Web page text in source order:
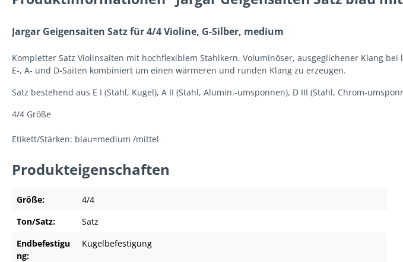
Jargar Geigensaiten Satz für 4/4 Violine, G-Silber, medium
Kompletter Satz Violinsaiten mit hochflexiblem Stahlkern. Voluminöser, ausgeglichener Klang
E-, A- und D-Saiten kombiniert um einen wärmeren und runden Klang zu erzeugen.
Satz bestehend aus E I (Stahl, Kugel), A II (Stahl, Alumin.-umsponnen), D III (Stahl, Chrom-
4/4 Größe
Etikett/Stärken: blau=medium /mittel
Produkteigenschaften
Größe:
4/4
Ton/Satz:
Satz
Endbefestigu
ng:
Kugelbefestigung